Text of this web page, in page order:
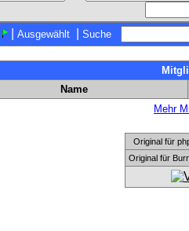
Ausgewählt Suche
Name
Mehr
Original für
Original für